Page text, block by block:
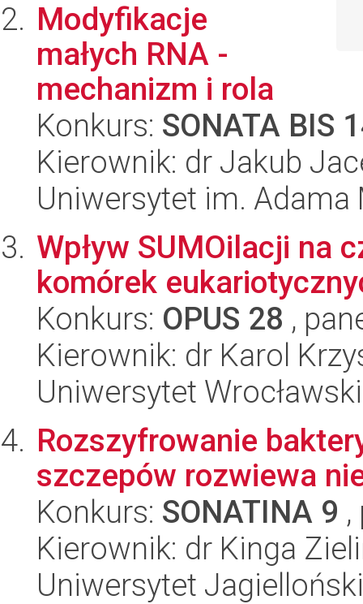
Modyfikacje
małych RNA -
mechanizm i rola
Konkurs: SONATA BIS
Kierownik: dr Jakub
Uniwersytet im.
Wpływ SUMOilacji na
komórek
Konkurs: OPUS 28 ,
Kierownik: dr Karol
Uniwersytet Wrocławski
Rozszyfrowanie
szczepów rozwiewa
Konkurs: SONATINA 9
Kierownik: dr Kinga
Uniwersytet Jagielloński